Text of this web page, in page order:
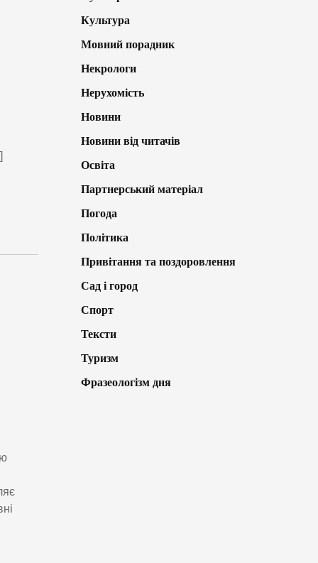
Культура
Мовний порадник
Некрологи
Нерухомість
Новини
Новини від читачів
Освіта
Партнерський матеріал
Погода
Політика
Привітання та поздоровлення
Сад і город
Спорт
Тексти
Туризм
Фразеологізм дня